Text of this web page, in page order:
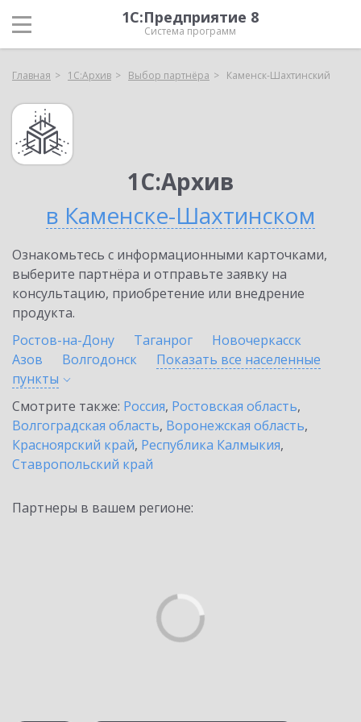
1С:Предприятие 8
Система программ
Главная 1С:Архив Выбор партнёра Каменск-Шахтинский
1С:Архив
в Каменске-Шахтинском
Ознакомьтесь с информационными карточками,
выберите партнёра и отправьте заявку на
консультацию, приобретение или внедрение
продукта.
Ростов-на-Дону
Таганрог
Новочеркасск
Азов
Волгодонск
Показать все населенные
пункты
Смотрите также: Россия, Ростовская область,
Волгоградская область, Воронежская область,
Красноярский край, Республика Калмыкия,
Ставропольский край
Партнеры в вашем регионе: